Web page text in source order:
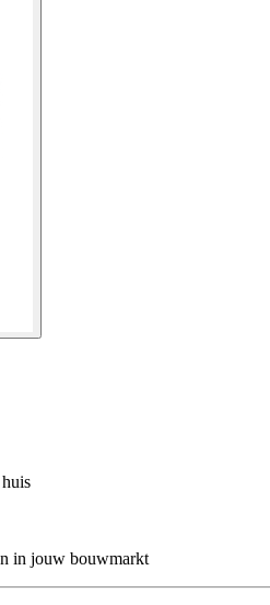
in jouw bouwmarkt